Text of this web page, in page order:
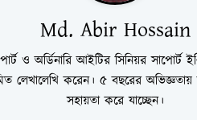
Md. Abir Hossain
ও অর্ডিনারি আইটির সিনিয়র সাপোর্ট
লেখালেখি করেন। ৫ বছরের অভিজ্ঞতায়
সহায়তা করে যাচ্ছেন।